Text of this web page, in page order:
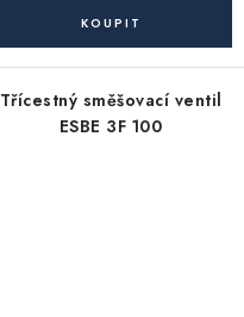
Třícestný směšovací ventil
ESBE 3F 100